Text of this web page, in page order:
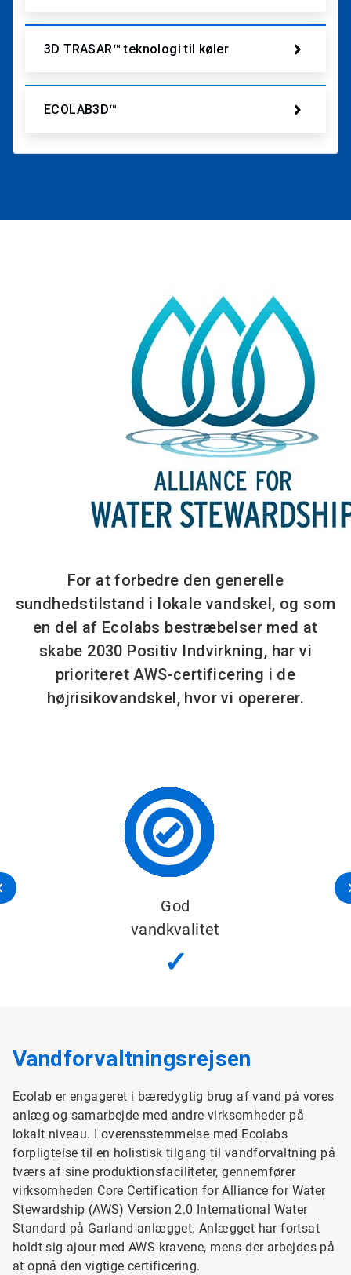
3D TRASAR™ teknologi til køler
ECOLAB3D™
For at forbedre den generelle
sundhedstilstand i lokale vandskel, og som
en del af Ecolabs bestræbelser med at
skabe 2030 Positiv Indvirkning, har vi
prioriteret AWS-certificering i de
højrisikovandskel, hvor vi opererer.
God
vandkvalitet
✓
Vandforvaltningsrejsen
Ecolab er engageret i bæredygtig brug af vand på vores
anlæg og samarbejde med andre virksomheder på
lokalt niveau. I overensstemmelse med Ecolabs
forpligtelse til en holistisk tilgang til vandforvaltning på
tværs af sine produktionsfaciliteter, gennemfører
virksomheden Core Certification for Alliance for Water
Stewardship (AWS) Version 2.0 International Water
Standard på Garland-anlægget. Anlægget har fortsat
holdt sig ajour med AWS-kravene, mens der arbejdes på
at opnå den vigtige certificering.